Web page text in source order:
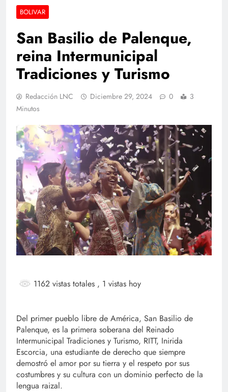
BOLIVAR
San Basilio de Palenque,
reina Intermunicipal
Tradiciones y Turismo
Redacción LNC Diciembre 29, 2024 0
3
Minutos
1162 vistas totales , 1 vistas hoy
Del primer pueblo libre de América, San Basilio de
Palenque, es la primera soberana del Reinado
Intermunicipal Tradiciones y Turismo, RITT, Inirida
Escorcia, una estudiante de derecho que siempre
demostró el amor por su tierra y el respeto por sus
costumbres y su cultura con un dominio perfecto de la
lengua raizal.